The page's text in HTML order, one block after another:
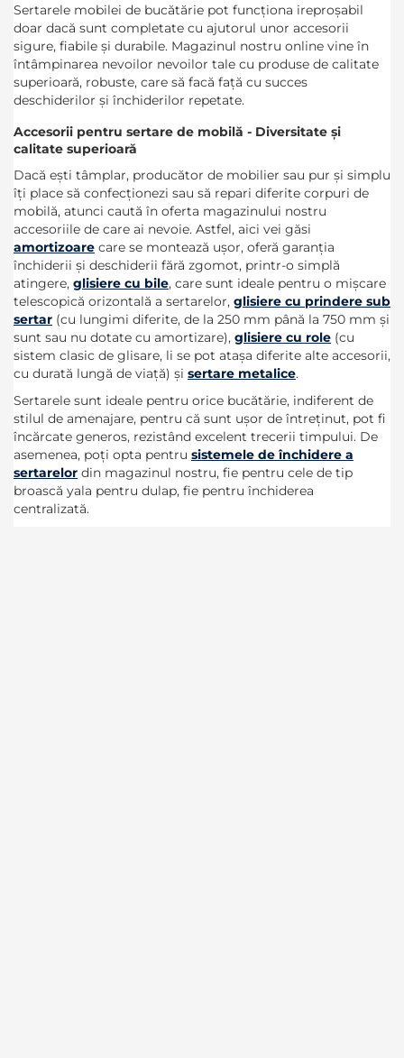
Sertarele mobilei de bucătărie pot funcționa ireproșabil
doar dacă sunt completate cu ajutorul unor accesorii
sigure, fiabile și durabile. Magazinul nostru online vine în
întâmpinarea nevoilor nevoilor tale cu produse de calitate
superioară, robuste, care să facă față cu succes
deschiderilor și închiderilor repetate.
Accesorii pentru sertare de mobilă - Diversitate și
calitate superioară
Dacă ești tâmplar, producător de mobilier sau pur și simplu
îți place să confecționezi sau să repari diferite corpuri de
mobilă, atunci caută în oferta magazinului nostru
accesoriile de care ai nevoie. Astfel, aici vei găsi
amortizoare care se montează ușor, oferă garanția
închiderii și deschiderii fără zgomot, printr-o simplă
atingere, glisiere cu bile, care sunt ideale pentru o mișcare
telescopică orizontală a sertarelor, glisiere cu prindere sub
sertar (cu lungimi diferite, de la 250 mm până la 750 mm și
sunt sau nu dotate cu amortizare), glisiere cu role (cu
sistem clasic de glisare, li se pot atașa diferite alte accesorii,
cu durată lungă de viață) și sertare metalice.
Sertarele sunt ideale pentru orice bucătărie, indiferent de
stilul de amenajare, pentru că sunt ușor de întreținut, pot fi
încărcate generos, rezistând excelent trecerii timpului. De
asemenea, poți opta pentru sistemele de închidere a
sertarelor din magazinul nostru, fie pentru cele de tip
broască yala pentru dulap, fie pentru închiderea
centralizată.